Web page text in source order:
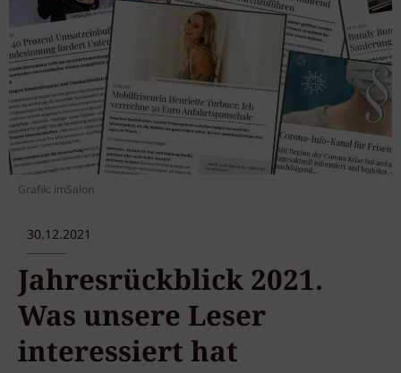
Grafik: imSalon
30.12.2021
Jahresrückblick 2021.
Was unsere Leser
interessiert hat